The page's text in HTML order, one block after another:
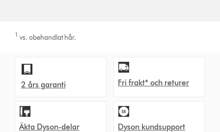
1 vs. obehandlat hår.
2 års garanti Fri frakt* och returer
Äkta Dyson-delar Dyson kundsupport